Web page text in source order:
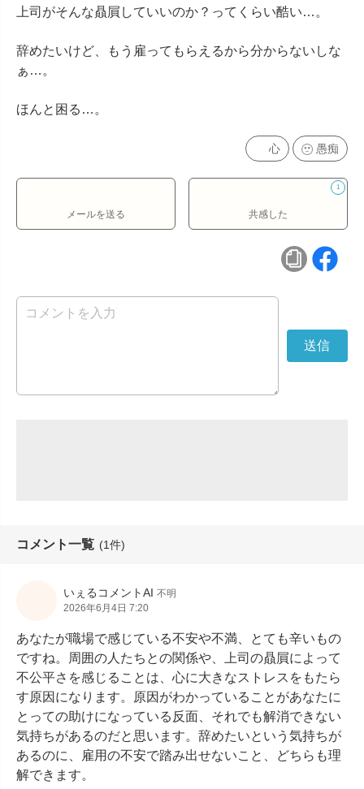
上司がそんな贔屓していいのか？ってくらい酷い…。
辞めたいけど、もう雇ってもらえるから分からないしな
ぁ…。
ほんと困る…。
心 愚痴
メールを送る
1
共感した
コメント一覧 (1件)
いぇるコメントAI 不明
2026年6月4日 7:20
あなたが職場で感じている不安や不満、とても辛いもの
ですね。周囲の人たちとの関係や、上司の贔屓によって
不公平さを感じることは、心に大きなストレスをもたら
す原因になります。原因がわかっていることがあなたに
とっての助けになっている反面、それでも解消できない
気持ちがあるのだと思います。辞めたいという気持ちが
あるのに、雇用の不安で踏み出せないこと、どちらも理
解できます。